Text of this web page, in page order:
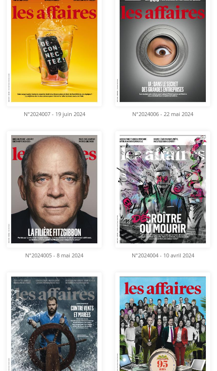
N°2024007 - 19 juin 2024 N°2024006 - 22 mai 2024
N°2024005 - 8 mai 2024 N°2024004 - 10 avril 2024